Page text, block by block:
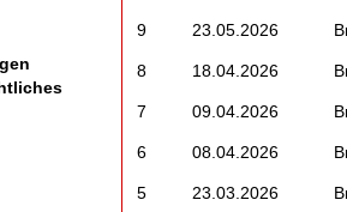
9 23.05.2026
8 18.04.2026
7 09.04.2026
6 08.04.2026
5 23.03.2026